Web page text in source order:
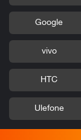
Google
vivo
HTC
Ulefone